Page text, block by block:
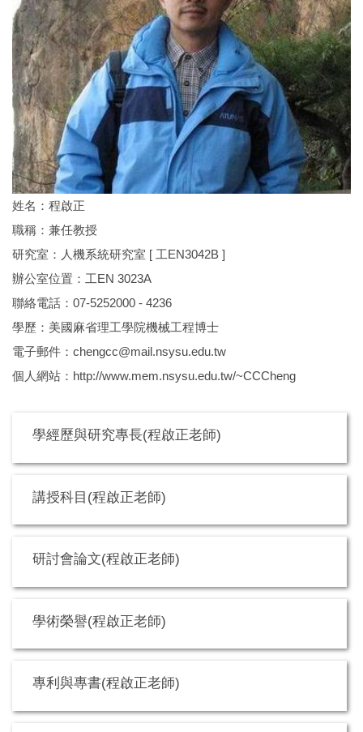
姓名：程啟正
職稱：兼任教授
研究室：人機系統研究室 [ 工EN3042B ]
辦公室位置：工EN 3023A
聯絡電話：07-5252000 - 4236
學歷：美國麻省理工學院機械工程博士
電子郵件： chengcc@mail.nsysu.edu.tw
個人網站： http://www.mem.nsysu.edu.tw/~CCCheng
學經歷與研究專長(程啟正老師)
講授科目(程啟正老師)
研討會論文(程啟正老師)
學術榮譽(程啟正老師)
專利與專書(程啟正老師)